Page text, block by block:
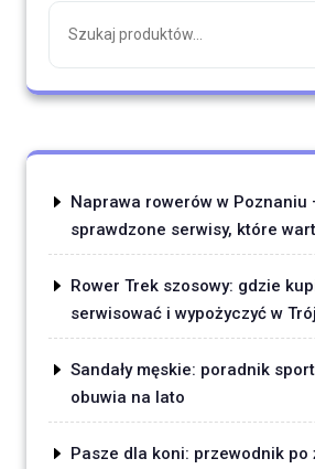
Naprawa rowerów w Poznaniu
sprawdzone serwisy, które
Rower Trek szosowy: gdzie
serwisować i wypożyczyć w
Sandały męskie: poradnik
obuwia na lato
Pasze dla koni: przewodnik po